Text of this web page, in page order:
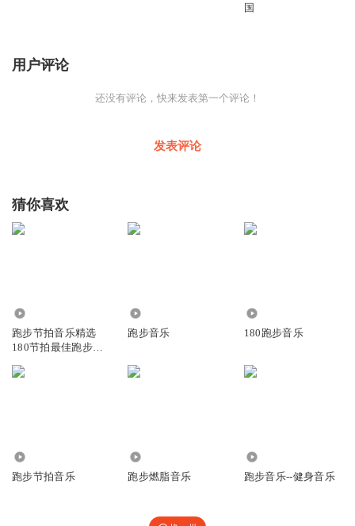
国
用户评论
还没有评论，快来发表第一个评论！
发表评论
猜你喜欢
跑步节拍音乐精选
180节拍最佳跑步节
跑步音乐 180跑步音乐
跑步节拍音乐 跑步燃脂音乐 跑步音乐--健身音乐